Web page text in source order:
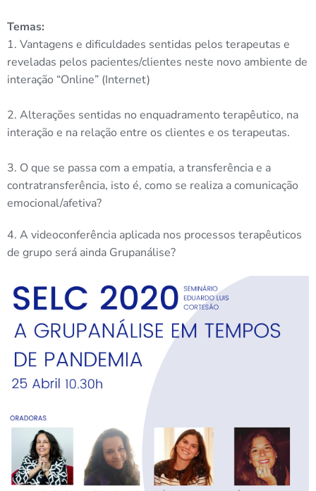
Temas:
1. Vantagens e dificuldades sentidas pelos terapeutas e
reveladas pelos pacientes/clientes neste novo ambiente de
interação “Online” (Internet)
2. Alterações sentidas no enquadramento terapêutico, na
interação e na relação entre os clientes e os terapeutas.
3. O que se passa com a empatia, a transferência e a
contratransferência, isto é, como se realiza a comunicação
emocional/afetiva?
4. A videoconferência aplicada nos processos terapêuticos
de grupo será ainda Grupanálise?